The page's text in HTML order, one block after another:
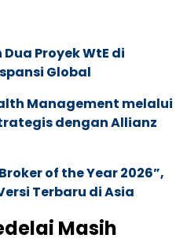
Dua Proyek WtE di
Global
Management melalui
dengan Allianz
of the Year 2026”,
Terbaru di Asia
Masih